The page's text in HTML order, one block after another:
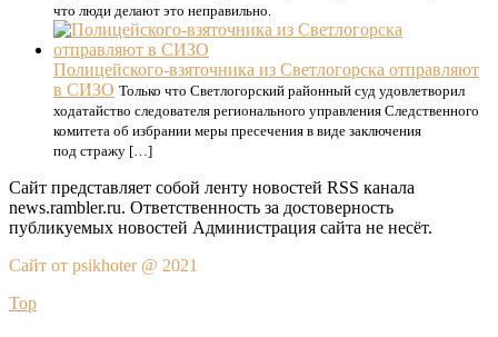
что люди делают это неправильно.
Полицейского-взяточника из Светлогорска отправляют
в СИЗО Только что Светлогорский районный суд удовлетворил
ходатайство следователя регионального управления Следственного
комитета об избрании меры пресечения в виде заключения
под стражу […]
Сайт представляет собой ленту новостей RSS канала
news.rambler.ru. Ответственность за достоверность
публикуемых новостей Администрация сайта не несёт.
Сайт от psikhoter @ 2021
Top